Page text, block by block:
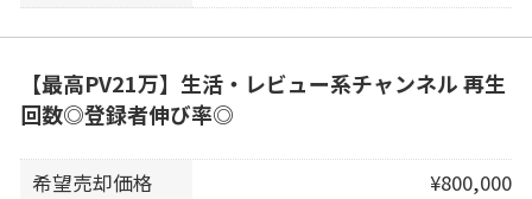
【最高PV21万】生活・レビュー系チャンネル 再生
回数◎登録者伸び率◎
希望売却価格
¥800,000